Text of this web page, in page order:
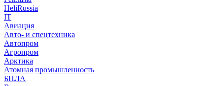
HeliRussia
IT
Авиация
Авто- и спецтехника
Автопром
Агропром
Арктика
Атомная промышленность
БПЛА